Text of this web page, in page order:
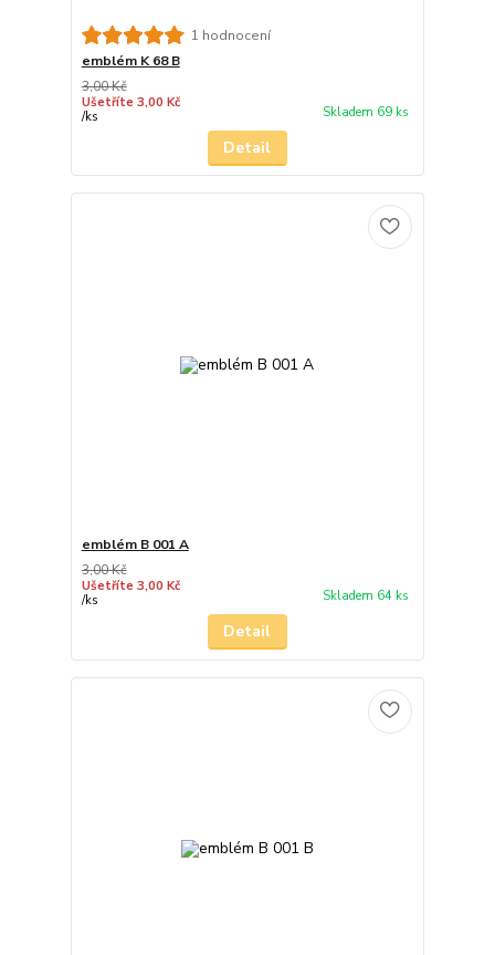
1 hodnocení
emblém K 68 B
3,00 Kč
Ušetříte 3,00 Kč
/ks Skladem 69 ks
Detail
emblém B 001 A
3,00 Kč
Ušetříte 3,00 Kč
/ks Skladem 64 ks
Detail